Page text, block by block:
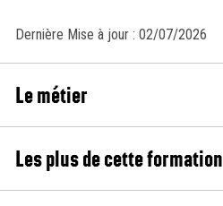
Dernière Mise à jour : 02/07/2026
Le métier
Les plus de cette formation